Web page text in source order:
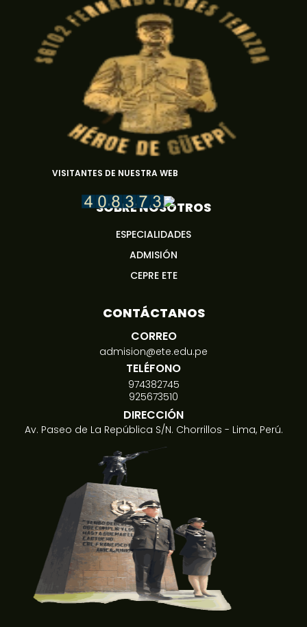
VISITANTES DE NUESTRA WEB
SOBRE NOSOTROS
ESPECIALIDADES
ADMISIÓN
CEPRE ETE
CONTÁCTANOS
CORREO
admision@ete.edu.pe
TELÉFONO
974382745
925673510
DIRECCIÓN
Av. Paseo de La República S/N. Chorrillos - Lima, Perú.